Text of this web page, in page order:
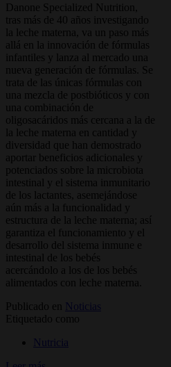
Danone Specialized Nutrition,
tras más de 40 años investigando
la leche materna, va un paso más
allá en la innovación de fórmulas
infantiles y lanza al mercado una
nueva generación de fórmulas. Se
trata de las únicas fórmulas con
una mezcla de postbióticos y con
una combinación de
oligosacáridos más cercana a la de
la leche materna en cantidad y
diversidad que han demostrado
aportar beneficios adicionales y
potenciados sobre la microbiota
intestinal y el sistema inmunitario
de los lactantes, asemejándose
aún más a la funcionalidad y
estructura de la leche materna; así
garantiza el funcionamiento y el
desarrollo del sistema inmune e
intestinal de los bebés
acercándolo a los de los bebés
alimentados con leche materna.
Publicado en
Noticias
Etiquetado como
Nutricia